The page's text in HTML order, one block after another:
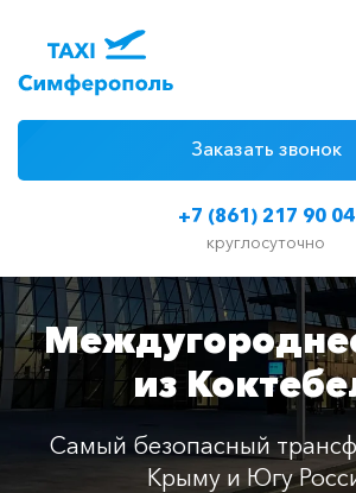
+7 (861) 217 90 04
круглосуточно
Заказать звонок
Цены на такси
Классы
Отзывы
Контакты
из
Самый безопасный
Крыму и Югу